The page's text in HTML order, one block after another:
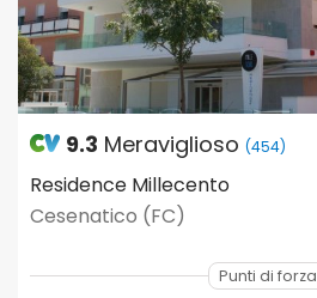
9.3 Meraviglioso (454)
Residence Millecento
Cesenatico (FC)
Punti di forza